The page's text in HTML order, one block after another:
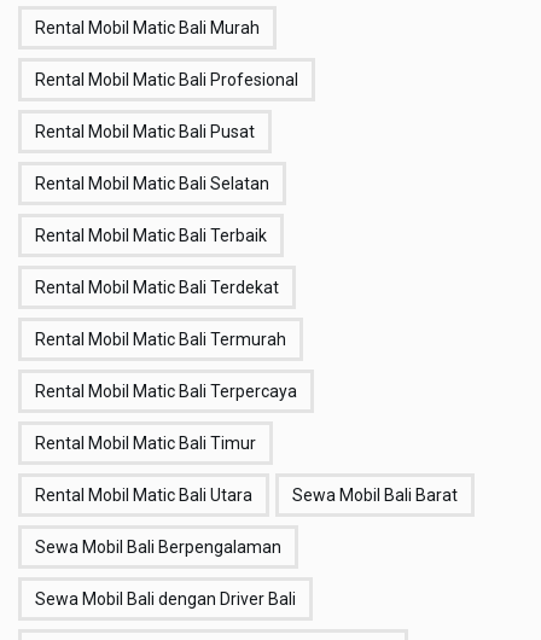
Rental Mobil Matic Bali Murah
Rental Mobil Matic Bali Profesional
Rental Mobil Matic Bali Pusat
Rental Mobil Matic Bali Selatan
Rental Mobil Matic Bali Terbaik
Rental Mobil Matic Bali Terdekat
Rental Mobil Matic Bali Termurah
Rental Mobil Matic Bali Terpercaya
Rental Mobil Matic Bali Timur
Rental Mobil Matic Bali Utara Sewa Mobil Bali Barat
Sewa Mobil Bali Berpengalaman
Sewa Mobil Bali dengan Driver Bali